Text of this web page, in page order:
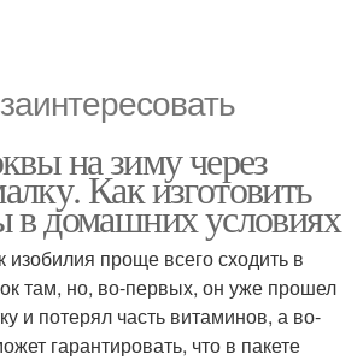
на зиму через
Как изготовить
в домашних условиях
изобилия проще всего сходить в
там, но, во-первых, он уже прошел
и потерял часть витаминов, а во-
гарантировать, что в пакете